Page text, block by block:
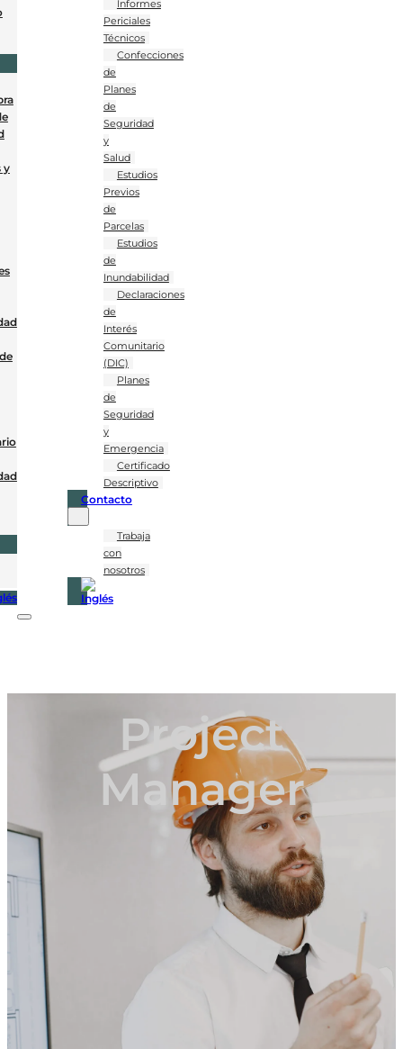
y
Informes
Periciales
Técnicos
Confecciones
de
Planes
de
Seguridad
y
Salud
Estudios
Previos
de
Parcelas
Estudios
de
Inundabilidad
Declaraciones
de
Interés
Comunitario
(DIC)
Planes
de
Seguridad
y
Emergencia
Certificado
Descriptivo
Contacto
Trabaja
con
nosotros
Project
Manager